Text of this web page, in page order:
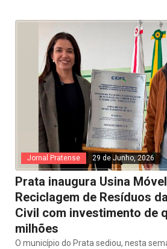
Jornal Pratense 29 de Junho, 2026
Prata inaugura Usina
Reciclagem de Resíduos
Civil com investimento de
milhões
O município do Prata sediou, nesta